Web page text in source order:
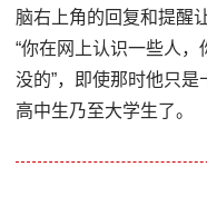
脑右上角的回复和提醒
“你在网上认识一些人
没的”，即使那时他只
高中生乃至大学生了。